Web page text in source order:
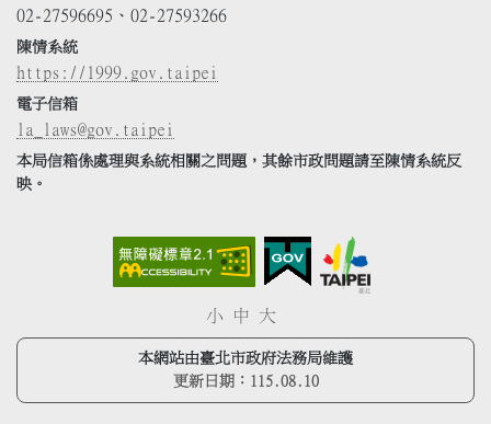
02-27596695、02-27593266
陳情系統
https://1999.gov.taipei
電子信箱
la_laws@gov.taipei
本局信箱係處理與系統相關之問題，其餘市政問題請至陳情系統反
映。
小 中 大
本網站由臺北市政府法務局維護
更新日期： 115.08.10